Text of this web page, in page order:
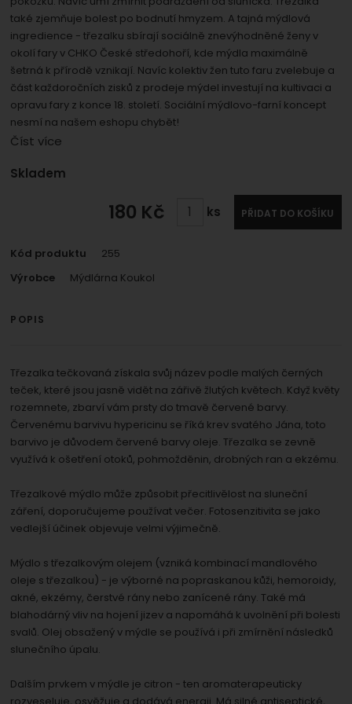
Povoleno
Zobrazit
Tyto cookies nám umožňují měření výkonu našeho webu i
našich reklamních kampaní. Jejich pomocí určujeme
počet návštěv a zdroje návštěv našich internetových
stránek. Data získaná pomocí těchto cookies
zpracováváme souhrnně a anonymně, takže nejsme
Marketingové
Marketingové-abychom vás neobtěžovali
nevhodnou reklamou.
Povoleno
Zobrazit
Marketingové cookies používáme my nebo naši partneři,
abychom vám mohli zobrazit vhodné obsahy nebo
reklamy jak na našich stránkách, tak na stránkách třetích
také zjemňuje bolest po bodnutí hmyzem. A tajná mýdlová
ingredience - třezalku sbírají sociálně znevýhodněné ženy v
okolí fary v CHKO České středohoří, kde mýdla maximálně
šetrná k přírodě vznikají. Navíc kolektiv žen tuto faru zvelebuje a
část každoročních zisků z prodeje mýdel investují na kultivaci a
opravu fary z konce 18. století. Sociální mýdlovo-farní koncept
nesmí na našem eshopu chybět!
Číst více
Dostupnost:
Skladem
180 Kč ks PŘIDAT DO KOŠÍKU
Kód produktu
255
Výrobce
Mýdlárna Koukol
POPIS
Třezalka tečkovaná získala svůj název podle malých černých
teček, které jsou jasně vidět na zářivě žlutých květech. Když květy
rozemnete, zbarví vám prsty do tmavě červené barvy.
Červenému barvivu hypericinu se říká krev svatého Jána, toto
barvivo je důvodem červené barvy oleje. Třezalka se zevně
využívá k ošetření otoků, pohmožděnin, drobných ran a ekzému.
Třezalkové mýdlo může způsobit přecitlivělost na sluneční
záření, doporučujeme používat večer. Fotosenzitivita se jako
vedlejší účinek objevuje velmi výjimečně.
Mýdlo s třezalkovým olejem (vzniká kombinací mandlového
oleje s třezalkou) - je výborné na popraskanou kůži, hemoroidy,
akné, ekzémy, čerstvé rány nebo zanícené rány. Také má
blahodárný vliv na hojení jizev a napomáhá k uvolnění při bolesti
svalů. Olej obsažený v mýdle se používá i při zmírnění následků
slunečního úpalu.
Dalším prvkem v mýdle je citron - ten aromaterapeuticky
rozveseluje, osvěžuje a dodává energii. Má silné antiseptické,